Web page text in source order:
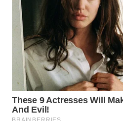
BEKASI
WN
BOGOR
WN
DEPOK
WN